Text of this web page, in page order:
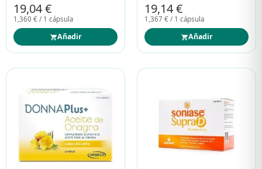
19,04 €
1,360 € / 1 cápsula
Añadir
19,14 €
1,367 € / 1 cápsula
Añadir